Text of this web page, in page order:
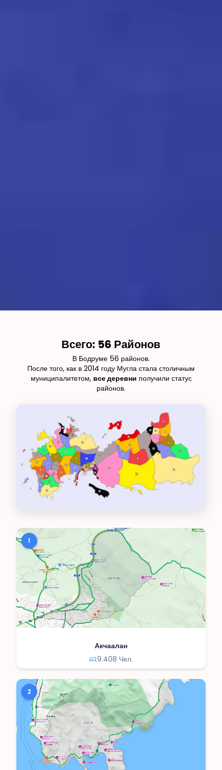
Всего: 56 Районов
В Бодруме 56 районов.
После того, как в 2014 году Мугла стала столичным
муниципалитетом, все деревни получили статус
районов.
1
Акчаалан
9.408 Чел.
2